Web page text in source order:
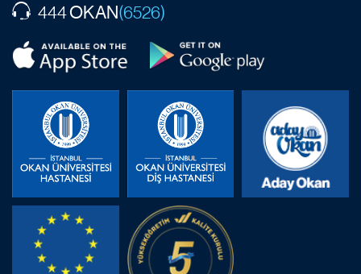
444OKAN(6526)